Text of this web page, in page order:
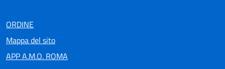
ORDINE
Mappa del sito
APP A.M.O. ROMA